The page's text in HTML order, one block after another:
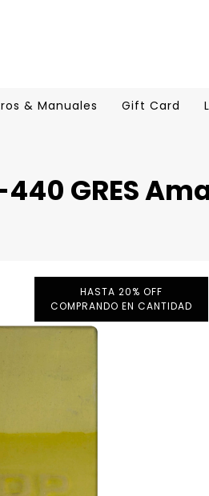
& Manuales Gift Card
440 GRES
HASTA 20% OFF
COMPRANDO EN CANTIDAD